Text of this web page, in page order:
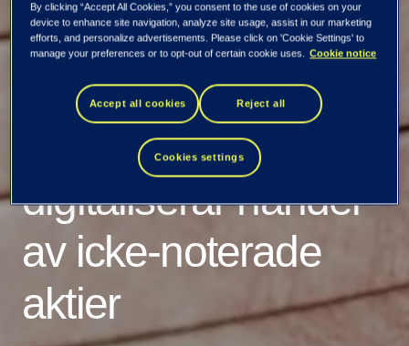
Asiakastieto,
Nordea, OP,
Privanet och Tieto
digitaliserar handel
av icke-noterade
aktier
By clicking “Accept All Cookies,” you consent to the use of cookies on your
device to enhance site navigation, analyze site usage, assist in our marketing
efforts, and personalize advertisements. Please click on 'Cookie Settings' to
manage your preferences or to opt-out of certain cookie uses.
Cookie notice
Accept all cookies Reject all
Cookies settings